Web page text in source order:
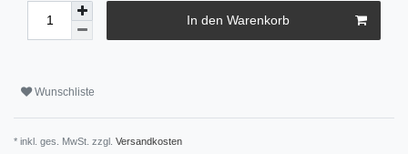
In den Warenkorb
Wunschliste
* inkl. ges. MwSt. zzgl. Versandkosten